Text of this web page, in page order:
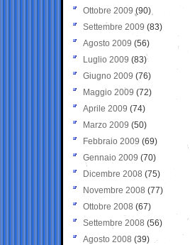
Ottobre 2009 (90)
Settembre 2009 (83)
Agosto 2009 (56)
Luglio 2009 (83)
Giugno 2009 (76)
Maggio 2009 (72)
Aprile 2009 (74)
Marzo 2009 (50)
Febbraio 2009 (69)
Gennaio 2009 (70)
Dicembre 2008 (75)
Novembre 2008 (77)
Ottobre 2008 (67)
Settembre 2008 (56)
Agosto 2008 (39)